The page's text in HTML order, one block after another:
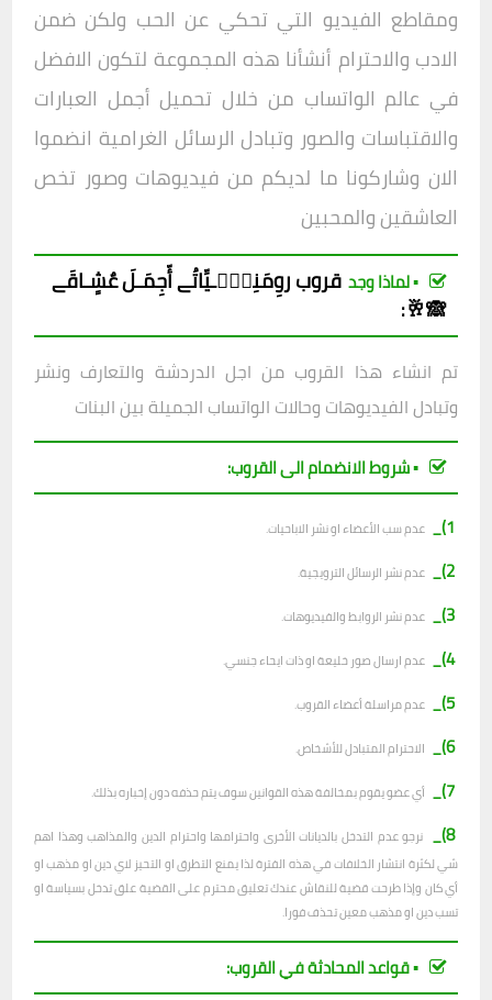
ومقاطع الفيديو التي تحكي عن الحب ولكن ضمن
الادب والاحترام أنشأنا هذه المجموعة لتكون الافضل
في عالم الواتساب من خلال تحميل أجمل العبارات
والاقتباسات والصور وتبادل الرسائل الغرامية انضموا
الان وشاركونا ما لديكم من فيديوهات وصور تخص
العاشقين والمحبين
▪︎ لماذا وجد قروبروِمَنِسۣۗـيِّاتُے أّجِمَـلَ عٌشٍـاقَے
🙈🥂
:
تم انشاء هذا القروب من اجل الدردشة والتعارف ونشر
وتبادل الفيديوهات وحالات الواتساب الجميلة بين البنات
▪︎ شروط الانضمام الى القروب:
1)_
عدم سب الأعضاء او نشر الاباحيات.
2)_ عدم نشر الرسائل الترويجية.
3)_ عدم نشر الروابط والفيديوهات.
4)_ عدم ارسال صور خليعة او ذات ايحاء جنسي.
5)_ عدم مراسلة أعضاء القروب.
6)_ الاحترام المتبادل للأشخاص.
7)_ أي عضو يقوم بمخالفة هذه القوانين سوف يتم حذفه دون إخباره بذلك.
8)_
نرجو عدم التدخل بالديانات الأخرى واحترامها واحترام الدين والمذاهب وهذا اهم
شي لكثرة انتشار الخلافات في هذه الفترة لذا يمنع التطرق او التحيز لاي دين او مذهب او
أي كان وإذا طرحت قضية للنقاش عندك تعليق محترم على القضية علق تدخل بسياسة او
تسب دين او مذهب معين تحذف فورا.
▪︎ قواعد المحادثة في القروب: